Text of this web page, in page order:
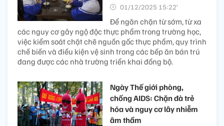
01/12/2025 15:22’
Để ngăn chặn từ sớm, từ xa
các nguy cơ gây ngộ độc thực phẩm trong trường học,
việc kiểm soát chặt chẽ nguồn gốc thực phẩm, quy trình
chế biến và điều kiện vệ sinh trong các bếp ăn bán trú
đang được các nhà trường triển khai đồng bộ.
Ngày Thế giới phòng,
chống AIDS: Chặn đà trẻ
hóa và nguy cơ lây nhiễm
âm thầm